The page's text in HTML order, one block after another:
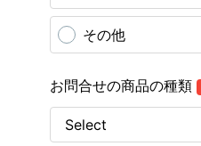
その他
お問合せの商品の種類